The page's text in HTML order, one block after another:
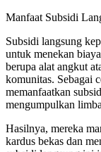
Manfaat Subsidi
Subsidi langsung
untuk menekan
berupa alat angkut
komunitas. Sebagai
memanfaatkan
mengumpulkan
Hasilnya, mereka
kardus bekas dan